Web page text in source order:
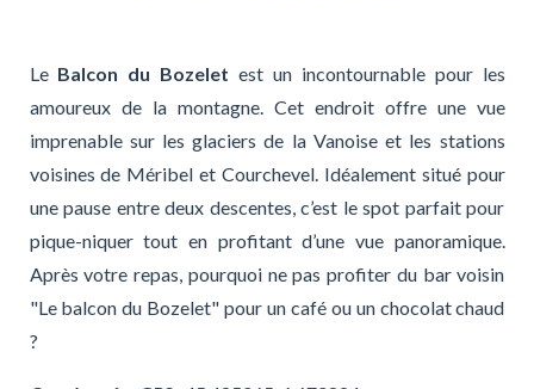
Le Balcon du Bozelet est un incontournable pour les
amoureux de la montagne. Cet endroit offre une vue
imprenable sur les glaciers de la Vanoise et les stations
voisines de Méribel et Courchevel. Idéalement situé pour
une pause entre deux descentes, c’est le spot parfait pour
pique-niquer tout en profitant d’une vue panoramique.
Après votre repas, pourquoi ne pas profiter du bar voisin
"Le balcon du Bozelet" pour un café ou un chocolat chaud
?